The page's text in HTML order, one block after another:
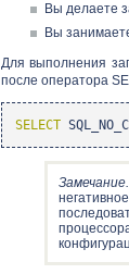
Вы делаете
Вы
Для выполнения
после оператора
SELECT
Замечание.